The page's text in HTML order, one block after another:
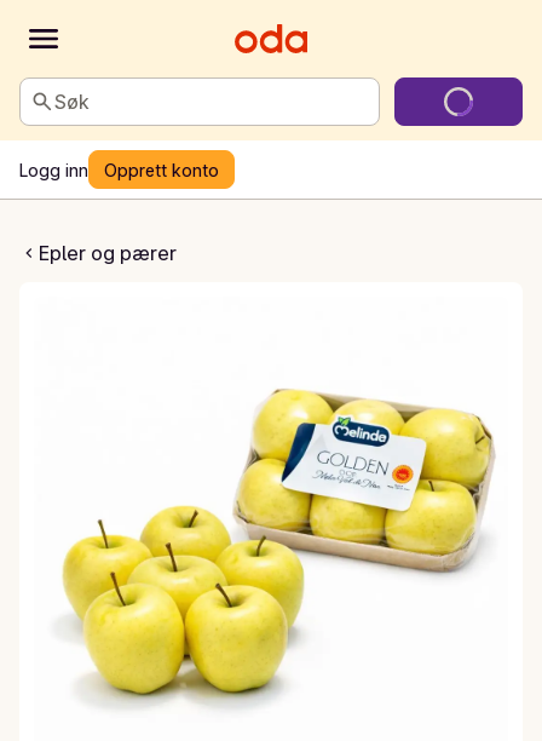
Søk
Logg inn Opprett konto
Epler og pærer
gule, 6 pk